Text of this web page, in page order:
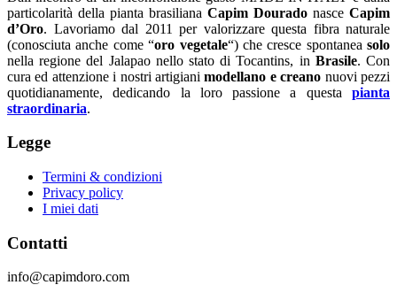
particolarità della pianta brasiliana Capim Dourado nasce Capim
d’Oro. Lavoriamo dal 2011 per valorizzare questa fibra naturale
(conosciuta anche come “oro vegetale“) che cresce spontanea solo
nella regione del Jalapao nello stato di Tocantins, in Brasile. Con
cura ed attenzione i nostri artigianimodellano e creano nuovi pezzi
quotidianamente, dedicando la loro passione a questa pianta
straordinaria.
Legge
Termini & condizioni
Privacy policy
I miei dati
Contatti
info@capimdoro.com